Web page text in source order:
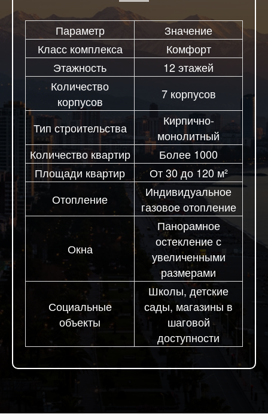
Параметр
Значение
Класс комплекса
Комфорт
Этажность
12 этажей
Количество
корпусов
7 корпусов
Тип строительства
Кирпично-
монолитный
Количество квартир
Более 1000
Площади квартир
От 30 до 120 м²
Отопление
Индивидуальное
газовое отопление
Окна
Панорамное
остекление с
увеличенными
размерами
Социальные
объекты
Школы, детские
сады, магазины в
шаговой
доступности